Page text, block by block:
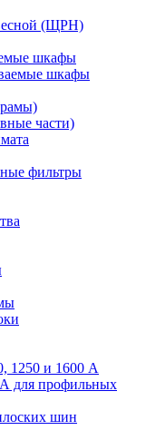
(ЩРН)
шкафы
шкафы
части)
фильтры
1250 и 1600 А
для профильных
шин